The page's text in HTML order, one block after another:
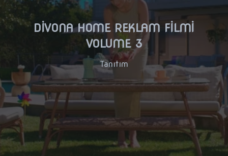
DİVONA HOME REKLAM FİLMİ
VOLUME 3
Tanıtım